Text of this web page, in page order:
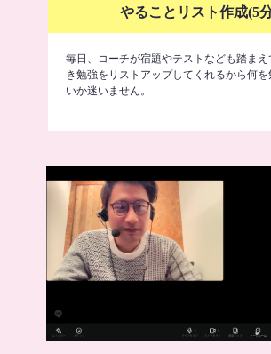
やることリスト作成(5
毎日、コーチが宿題やテストなども踏ま
き勉強をリストアップしてくれるから何を
いか迷いません。